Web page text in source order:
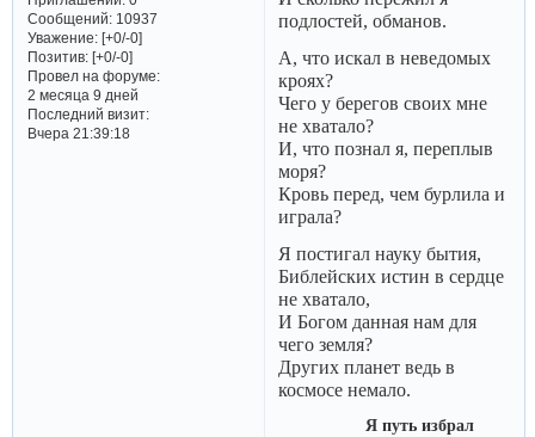
Сообщений:10937
Уважение: [+0/-0]
Позитив: [+0/-0]
Провел на форуме:
2 месяца 9 дней
Последний визит:
Вчера 21:39:18
подлостей, обманов.
А, что искал в неведомых
кроях?
Чего у берегов своих мне
не хватало?
И, что познал я, переплыв
моря?
Кровь перед, чем бурлила и
играла?
Я постигал науку бытия,
Библейских истин в сердце
не хватало,
И Богом данная нам для
чего земля?
Других планет ведь в
космосе немало.
Я путь избрал